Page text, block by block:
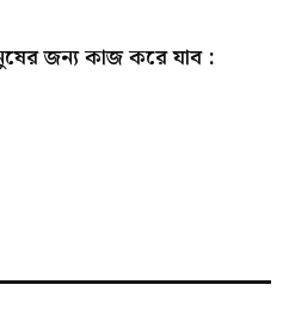
জন্য কাজ করে যাব :